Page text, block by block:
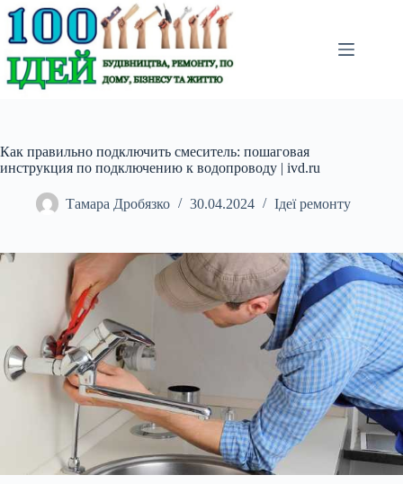
Перейти
до
вмісту
Как правильно подключить смеситель: пошаговая
инструкция по подключению к водопроводу | ivd.ru
Тамара Дробязко 30.04.2024 Ідеї ремонту